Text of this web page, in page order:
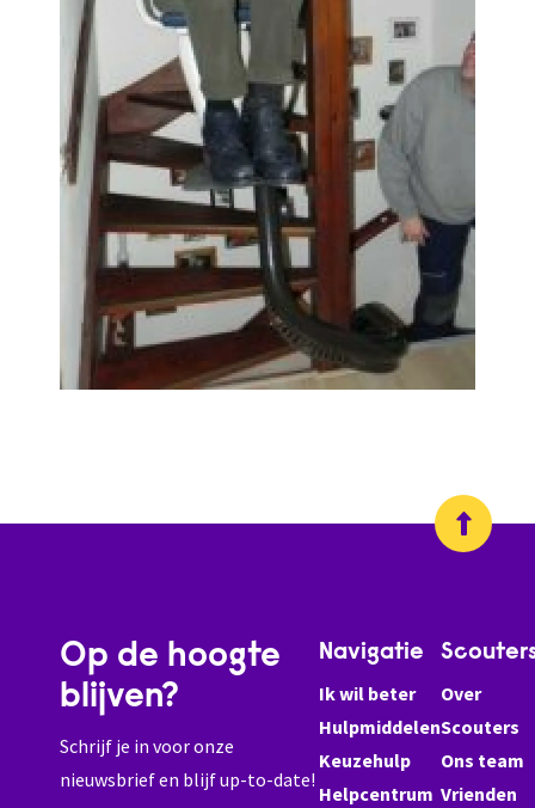
Op de hoogte
blijven?
Schrijf je in voor onze
nieuwsbrief en blijf up-to-date!
Navigatie
Ik wil beter
Hulpmiddelen
Keuzehulp
Helpcentrum
Over
Scouters
Ons team
Vrienden